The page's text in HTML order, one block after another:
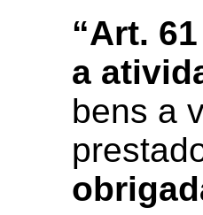
“Art. 61
a
bens a